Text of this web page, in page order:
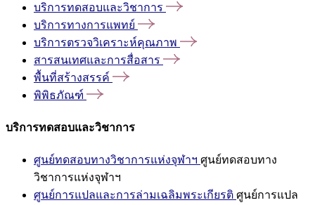
บริการทดสอบและวิชาการ
บริการทางการแพทย์
บริการตรวจวิเคราะห์คุณภาพ
สารสนเทศและการสื่อสาร
พื้นที่สร้างสรรค์
พิพิธภัณฑ์
บริการทดสอบและวิชาการ
ศูนย์ทดสอบทางวิชาการแห่งจุฬาฯ ศูนย์ทดสอบทาง
วิชาการแห่งจุฬาฯ
ศูนย์การแปลและการล่ามเฉลิมพระเกียรติ ศูนย์การแปล